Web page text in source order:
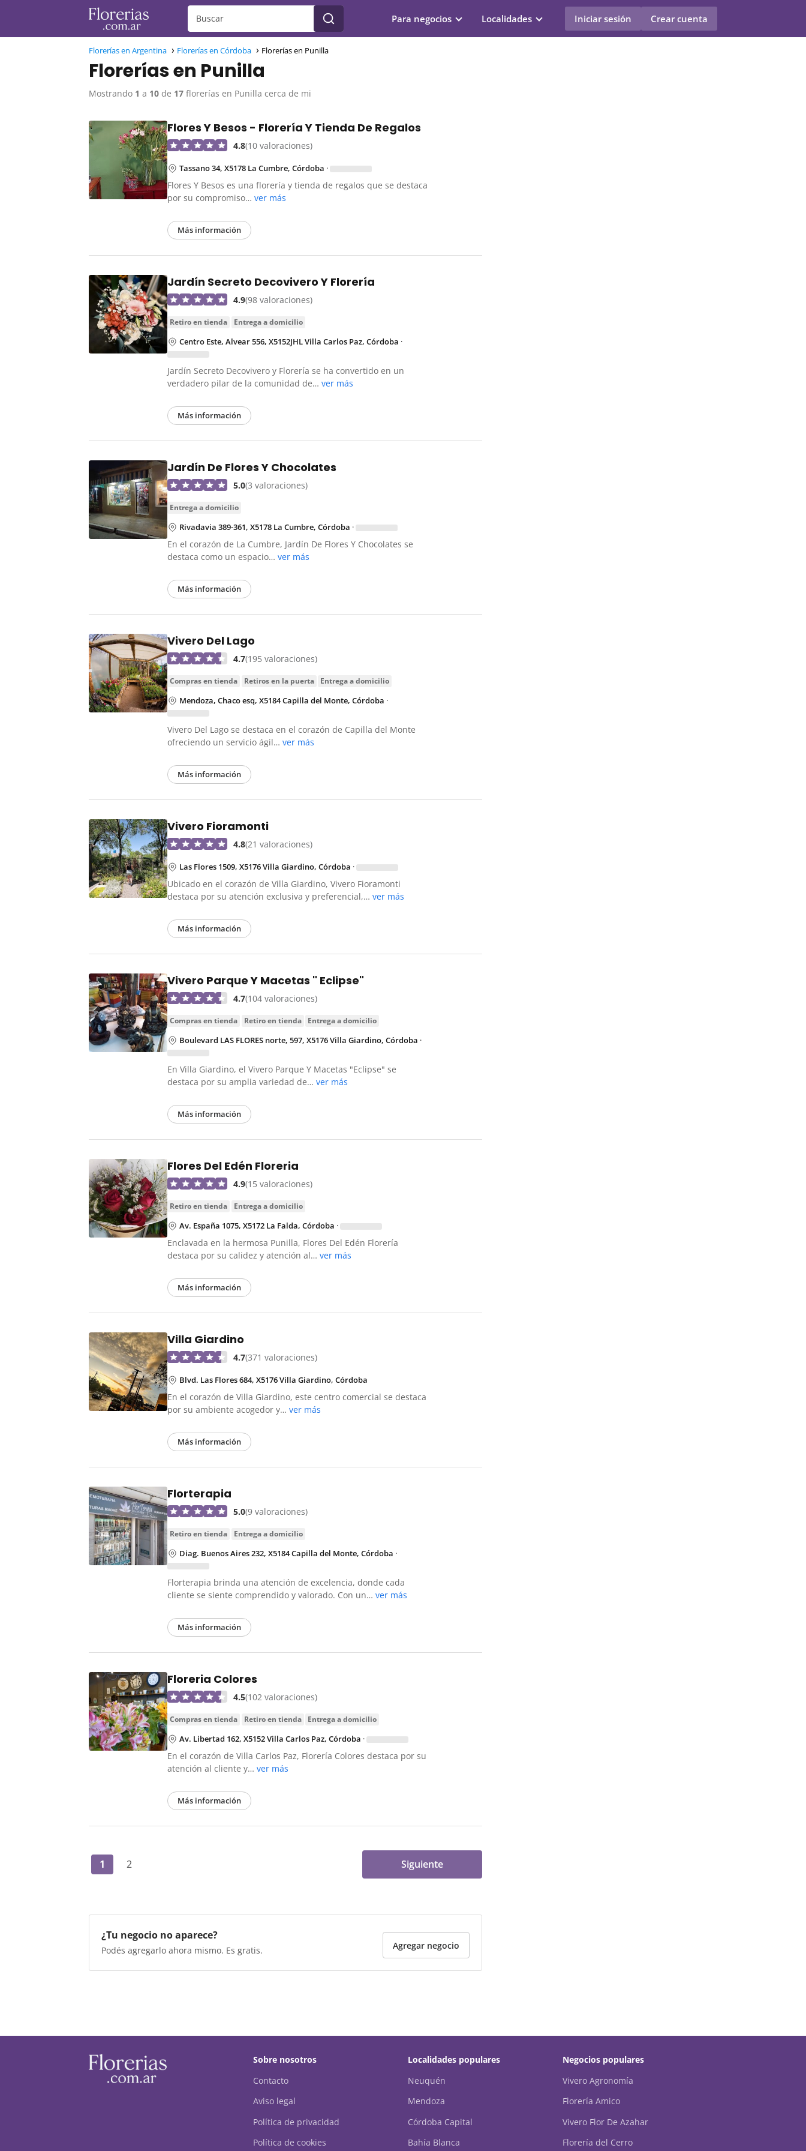
Para negocios Localidades Iniciar sesión Crear cuenta
Florerías en Argentina Florerías en Córdoba Florerías en Punilla
Florerías en Punilla
Mostrando 1 a 10 de 17 florerías en Punilla cerca de mi
Flores Y Besos - Florería Y Tienda De Regalos
4.8(10 valoraciones)
Tassano 34, X5178 La Cumbre, Córdoba ·
Flores Y Besos es una florería y tienda de regalos que se destaca
por su compromiso…ver más
Más información
Jardín Secreto Decovivero Y Florería
4.9(98 valoraciones)
retiro en tienda entrega a domicilio
Centro Este, Alvear 556, X5152JHL Villa Carlos Paz, Córdoba ·
Jardín Secreto Decovivero y Florería se ha convertido en un
verdadero pilar de la comunidad de…ver más
Más información
Jardín De Flores Y Chocolates
5.0(3 valoraciones)
entrega a domicilio
Rivadavia 389-361, X5178 La Cumbre, Córdoba ·
En el corazón de La Cumbre, Jardín De Flores Y Chocolates se
destaca como un espacio…ver más
Más información
Vivero Del Lago
4.7(195 valoraciones)
compras en tienda retiros en la puerta entrega a domicilio
Mendoza, Chaco esq, X5184 Capilla del Monte, Córdoba ·
Vivero Del Lago se destaca en el corazón de Capilla del Monte
ofreciendo un servicio ágil…ver más
Más información
Vivero Fioramonti
4.8(21 valoraciones)
Las Flores 1509, X5176 Villa Giardino, Córdoba ·
Ubicado en el corazón de Villa Giardino, Vivero Fioramonti
destaca por su atención exclusiva y preferencial,…ver más
Más información
Vivero Parque Y Macetas " Eclipse"
4.7(104 valoraciones)
compras en tienda retiro en tienda entrega a domicilio
Boulevard LAS FLORES norte, 597, X5176 Villa Giardino, Córdoba ·
En Villa Giardino, el Vivero Parque Y Macetas "Eclipse" se
destaca por su amplia variedad de…ver más
Más información
Flores Del Edén Floreria
4.9(15 valoraciones)
retiro en tienda entrega a domicilio
Av. España 1075, X5172 La Falda, Córdoba ·
Enclavada en la hermosa Punilla, Flores Del Edén Florería
destaca por su calidez y atención al…ver más
Más información
Villa Giardino
4.7(371 valoraciones)
Blvd. Las Flores 684, X5176 Villa Giardino, Córdoba
En el corazón de Villa Giardino, este centro comercial se destaca
por su ambiente acogedor y…ver más
Más información
Florterapia
5.0(9 valoraciones)
retiro en tienda entrega a domicilio
Diag. Buenos Aires 232, X5184 Capilla del Monte, Córdoba ·
Florterapia brinda una atención de excelencia, donde cada
cliente se siente comprendido y valorado. Con un…ver más
Más información
Floreria Colores
4.5(102 valoraciones)
compras en tienda retiro en tienda entrega a domicilio
Av. Libertad 162, X5152 Villa Carlos Paz, Córdoba ·
En el corazón de Villa Carlos Paz, Florería Colores destaca por su
atención al cliente y…ver más
Más información
1 2 Siguiente
¿Tu negocio no aparece?
Podés agregarlo ahora mismo. Es gratis. Agregar negocio
Sobre nosotros
Contacto
Aviso legal
Política de privacidad
Política de cookies
Localidades populares
Neuquén
Mendoza
Córdoba Capital
Bahía Blanca
Negocios populares
Vivero Agronomía
Florería Amico
Vivero Flor De Azahar
Florería del Cerro